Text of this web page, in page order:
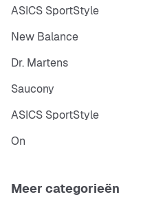
ASICS SportStyle
New Balance
Dr. Martens
Saucony
ASICS SportStyle
On
Meer categorieën